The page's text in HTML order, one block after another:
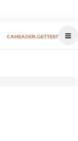
CAHEADER.GETTEST